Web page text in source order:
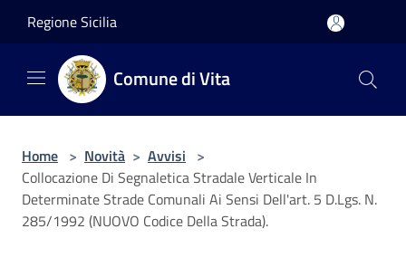
Regione Sicilia
Comune di Vita
Home > Novità > Avvisi >
Collocazione Di Segnaletica Stradale Verticale In
Determinate Strade Comunali Ai Sensi Dell'art. 5 D.Lgs. N.
285/1992 (NUOVO Codice Della Strada).